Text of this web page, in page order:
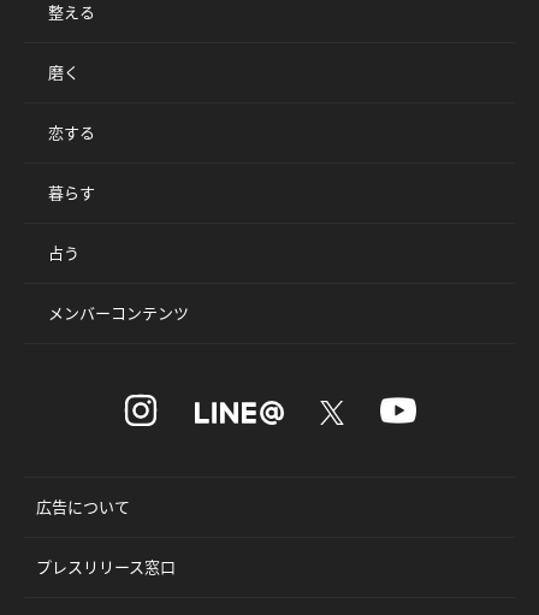
整える
磨く
恋する
暮らす
占う
メンバーコンテンツ
広告について
プレスリリース窓口